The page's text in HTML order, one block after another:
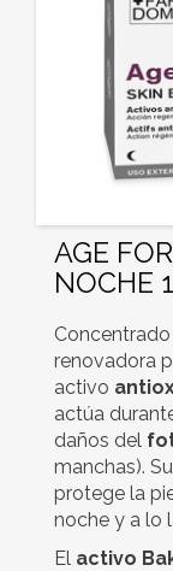
AGE
NOCHE
renovadora
activo
actúa
daños del
manchas).
protege la
noche y a lo
El activo